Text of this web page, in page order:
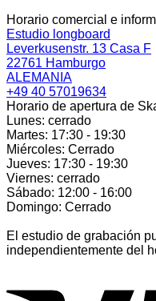
Horario comercial e
Estudio longboard
Leverkusenstr. 13 Casa F
22761 Hamburgo
ALEMANIA
+49 40 57019634
Horario de apertura de
Lunes: cerrado
Martes: 17:30 - 19:30
Miércoles: Cerrado
Jueves: 17:30 - 19:30
Viernes: cerrado
Sábado: 12:00 - 16:00
Domingo: Cerrado
El estudio de grabación
independientemente del